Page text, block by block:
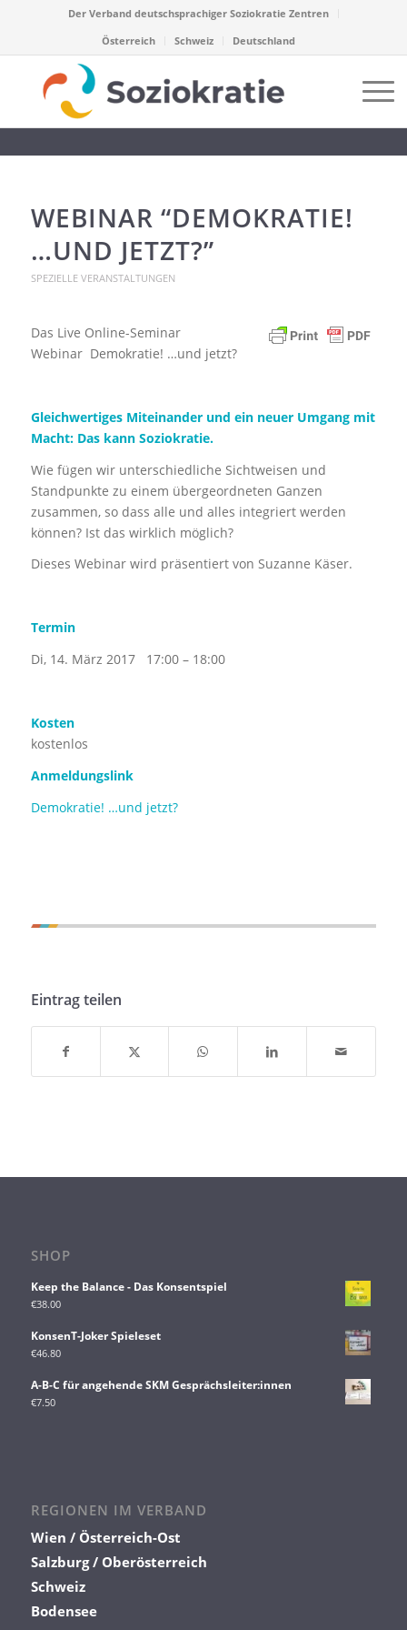
Der Verband deutschsprachiger Soziokratie Zentren
Österreich
Schweiz Deutschland
WEBINAR “DEMOKRATIE!
…UND JETZT?”
SPEZIELLE VERANSTALTUNGEN
Das Live Online-Seminar
Webinar Demokratie! …und jetzt?
Gleichwertiges Miteinander und ein neuer Umgang mit
Macht: Das kann Soziokratie.
Wie fügen wir unterschiedliche Sichtweisen und
Standpunkte zu einem übergeordneten Ganzen
zusammen, so dass alle und alles integriert werden
können? Ist das wirklich möglich?
Dieses Webinar wird präsentiert von Suzanne Käser.
Termin
Di, 14. März 2017 17:00 – 18:00
Kosten
kostenlos
Anmeldungslink
Demokratie! …und jetzt?
Eintrag teilen
SHOP
Keep the Balance - Das Konsentspiel
€38.00
KonsenT-Joker Spieleset
€46.80
A-B-C für angehende SKM Gesprächsleiter:innen
€7.50
REGIONEN IM VERBAND
Wien / Österreich-Ost
Salzburg / Oberösterreich
Schweiz
Bodensee